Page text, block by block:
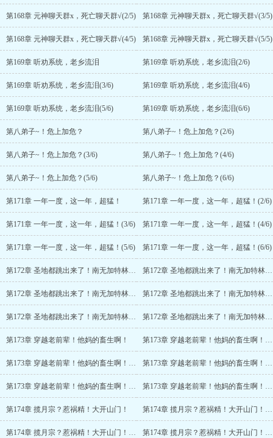
第168章 元神聊天群x，死亡聊天群√(2/5) 第168章 元神聊天群x，死亡聊天群√(3/5)
第168章 元神聊天群x，死亡聊天群√(4/5) 第168章 元神聊天群x，死亡聊天群√(5/5)
第169章 听劝系统，老乡流泪 第169章 听劝系统，老乡流泪(2/6)
第169章 听劝系统，老乡流泪(3/6) 第169章 听劝系统，老乡流泪(4/6)
第169章 听劝系统，老乡流泪(5/6) 第169章 听劝系统，老乡流泪(6/6)
第八弟子~！危上加危？ 第八弟子~！危上加危？(2/6)
第八弟子~！危上加危？(3/6) 第八弟子~！危上加危？(4/6)
第八弟子~！危上加危？(5/6) 第八弟子~！危上加危？(6/6)
第171章 一年一度，这一年，超猛！ 第171章 一年一度，这一年，超猛！(2/6)
第171章 一年一度，这一年，超猛！(3/6) 第171章 一年一度，这一年，超猛！(4/6)
第171章 一年一度，这一年，超猛！(5/6) 第171章 一年一度，这一年，超猛！(6/6)
第172章 圣地都跳出来了！南无加特林菩萨！？ 第172章 圣地都跳出来了！南无加特林菩萨！？(2/6)
第172章 圣地都跳出来了！南无加特林菩萨！？(3/6) 第172章 圣地都跳出来了！南无加特林菩萨！？(4/6)
第172章 圣地都跳出来了！南无加特林菩萨！？(5/6) 第172章 圣地都跳出来了！南无加特林菩萨！？(6/6)
第173章 穿越老前辈！他妈的畜生啊！ 第173章 穿越老前辈！他妈的畜生啊！(2/6)
第173章 穿越老前辈！他妈的畜生啊！(3/6) 第173章 穿越老前辈！他妈的畜生啊！(4/6)
第173章 穿越老前辈！他妈的畜生啊！(5/6) 第173章 穿越老前辈！他妈的畜生啊！(6/6)
第174章 揽月宗？惹祸精！大开山门！ 第174章 揽月宗？惹祸精！大开山门！(2/5)
第174章 揽月宗？惹祸精！大开山门！(3/5) 第174章 揽月宗？惹祸精！大开山门！(4/5)